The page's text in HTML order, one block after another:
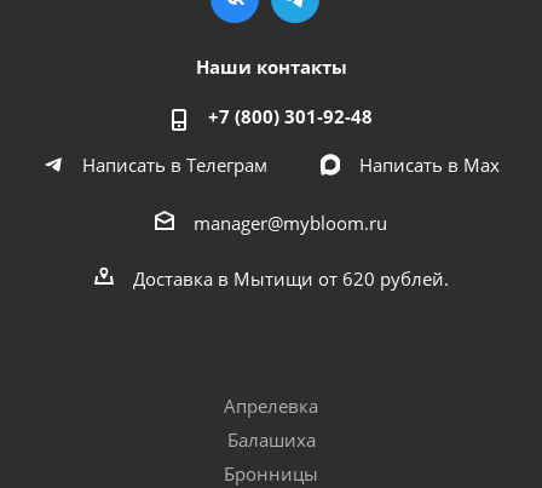
Наши контакты
+7 (800) 301-92-48
Написать в Телеграм
Написать в Мах
manager@mybloom.ru
Доставка в Мытищи от 620 рублей.
Апрелевка
Балашиха
Бронницы